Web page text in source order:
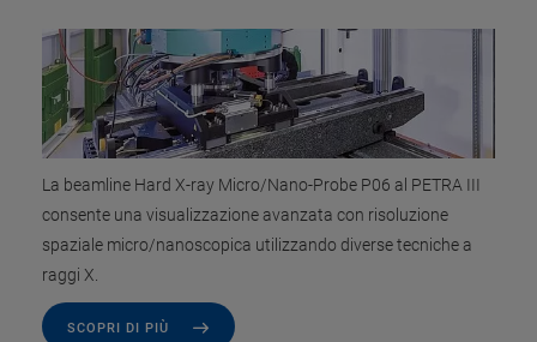
La beamline Hard X-ray Micro/Nano-Probe P06 al PETRA III
consente una visualizzazione avanzata con risoluzione
spaziale micro/nanoscopica utilizzando diverse tecniche a
raggi X.
SCOPRI DI PIÙ